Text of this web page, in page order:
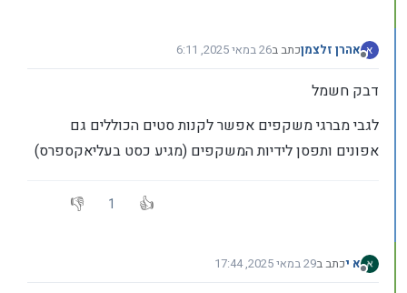
א
מנותק
אהרן זלצמןכתב ב26 במאי 2025, 6:11
נערך לאחרונה על ידי
דבק חשמל
לגבי מברגי משקפים אפשר לקנות סטים הכוללים גם
אפונים ותפסן לידיות המשקפים (מגיע כסט בעליאקספרס)
1
מנותק
א יכתב ב29 במאי 2025, 17:44
נערך לאחרונה על ידי א י